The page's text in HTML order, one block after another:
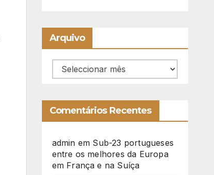
Arquivo
Arquivo
Comentários Recentes
admin em Sub-23 portugueses
entre os melhores da Europa
em França e na Suíça